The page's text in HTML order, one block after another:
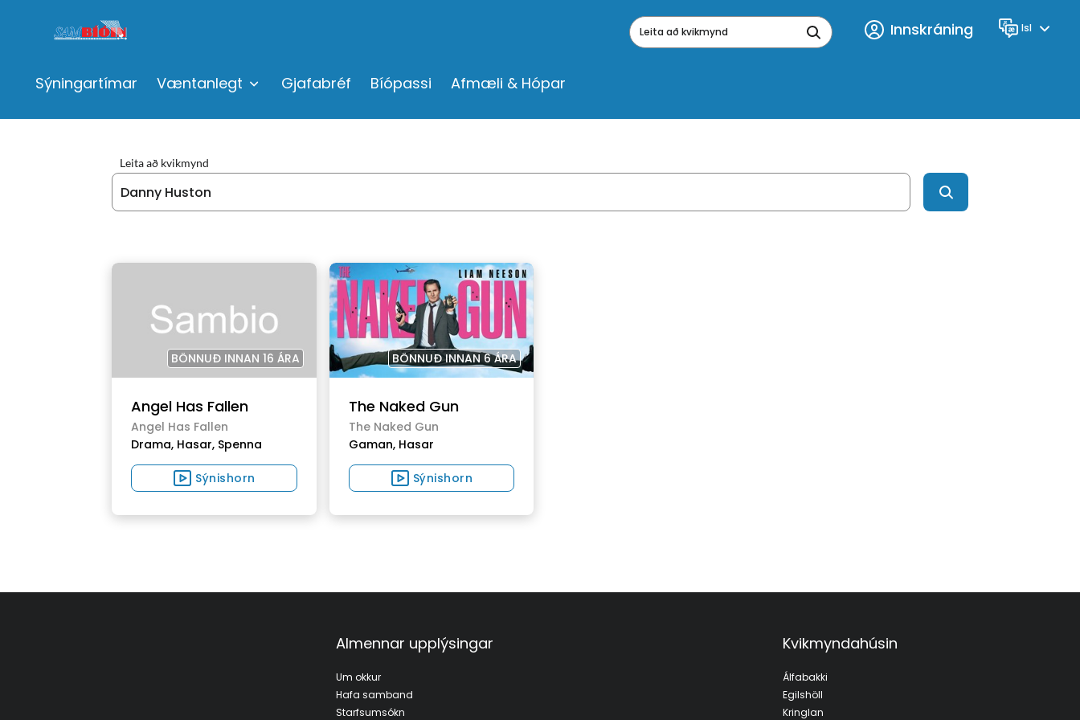
Sýningartímar Væntanlegt Gjafabréf Bíópassi Afmæli & Hópar
Leita að kvikmynd
Innskráning Tungumál
Isl
Leita að kvikmynd
BÖNNUÐ INNAN 16 ÁRA
Angel Has Fallen
Angel Has Fallen
Drama, Hasar, Spenna
Sýnishorn
BÖNNUÐ INNAN 6 ÁRA
The Naked Gun
The Naked Gun
Gaman, Hasar
Sýnishorn
Almennar upplýsingar
Um okkur
Hafa samband
Starfsumsókn
Kvikmyndahúsin
Álfabakki
Egilshöll
Kringlan